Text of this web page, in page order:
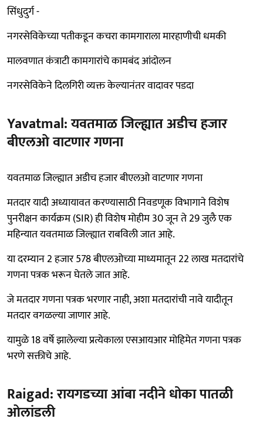
सिंधुदुर्ग -
नगरसेविकेच्या पतीकडून कचरा कामगाराला मारहाणीची धमकी
मालवणात कंत्राटी कामगारांचे कामबंद आंदोलन
नगरसेविकेने दिलगिरी व्यक्त केल्यानंतर वादावर पडदा
Yavatmal: यवतमाळ जिल्ह्यात अडीच हजार
बीएलओ वाटणार गणना
यवतमाळ जिल्ह्यात अडीच हजार बीएलओ वाटणार गणना
मतदार यादी अध्यायावत करण्यासाठी निवडणूक विभागाने विशेष
पुनरीक्षन कार्यक्रम (SIR) ही विशेष मोहीम 30 जून ते 29 जुलै एक
महिन्यात यवतमाळ जिल्ह्यात राबविली जात आहे.
या दरम्यान 2 हजार 578 बीएलओच्या माध्यमातून 22 लाख मतदारांचे
गणना पत्रक भरून घेतले जात आहे.
जे मतदार गणना पत्रक भरणार नाही, अशा मतदारांची नावे यादीतून
मतदार वगळल्या जाणार आहे.
यामुळे 18 वर्षे झालेल्या प्रत्येकाला एसआयआर मोहिमेत गणना पत्रक
भरणे सक्तीचे आहे.
Raigad: रायगडच्या आंबा नदीने धोका पातळी
ओलांडली